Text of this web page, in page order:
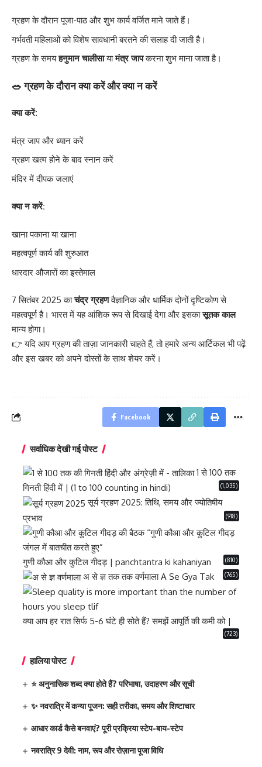
ग्रहण के दौरान पूजा-पाठ और शुभ कार्य वर्जित माने जाते हैं।
गर्भवती महिलाओं को विशेष सावधानी बरतने की सलाह दी जाती है।
ग्रहण के समयहनुमान चालीसायामंत्र जापकरना शुभ माना जाता है।
🥗 ग्रहण के दौरान क्या करें और क्या न करें
क्या करें:
मंत्र जाप और ध्यान करें
ग्रहण खत्म होने के बाद स्नान करें
मंदिर में दीपक जलाएं
क्या न करें:
खाना पकाना या खाना
महत्वपूर्ण कार्य की शुरुआत
धारदार औजारों का इस्तेमाल
7 सितंबर 2025 काचंद्र ग्रहणवैज्ञानिक और धार्मिक दोनों दृष्टिकोण से
महत्वपूर्ण है। भारत में यह आंशिक रूप से दिखाई देगा और इसकासूतक काल
मान्य होगा।
👉 यदि आप ग्रहण की ताज़ा जानकारी चाहते हैं, तो हमारे अन्य आर्टिकल भी पढ़ें
और इस खबर को अपने दोस्तों के साथ शेयर करें।
Facebook
सर्वाधिक देखी गई पोस्ट
1 से 100 तक
गिनती हिंदी में | (1 to 100 counting in hindi)
(1,035)
सूर्य ग्रहण 2025: तिथि, समय और ज्योतिषीय
प्रभाव
(918)
गुणी कौआ और कुटिल गीदड़ | panchtantra ki kahaniyan (810)
अ से ज्ञ तक तक वर्णमाला A Se Gya Tak (765)
क्या आप हर रात सिर्फ 5-6 घंटे ही सोते हैं? समझें आपूर्ति की कमी को |
(723)
हालिया पोस्ट
⭐ अनुनासिक शब्द क्या होते हैं? परिभाषा, उदाहरण और सूची
✨ नवरात्रि में कन्या पूजन: सही तरीका, समय और शिष्टाचार
आधार कार्ड कैसे बनवाएं? पूरी प्रक्रिया स्टेप-बाय-स्टेप
नवरात्रि 9 देवी: नाम, रूप और रोज़ाना पूजा विधि